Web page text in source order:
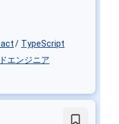
TypeScript
エンジニア